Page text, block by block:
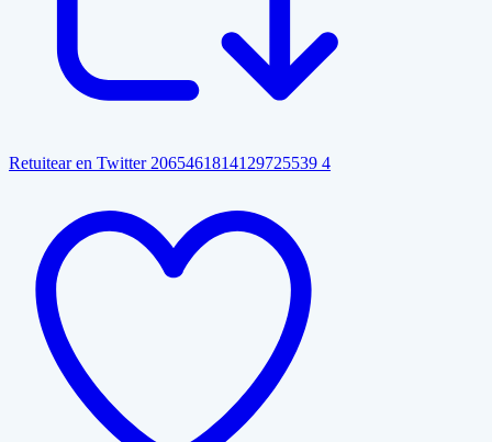
Retuitear en Twitter 2065461814129725539 4